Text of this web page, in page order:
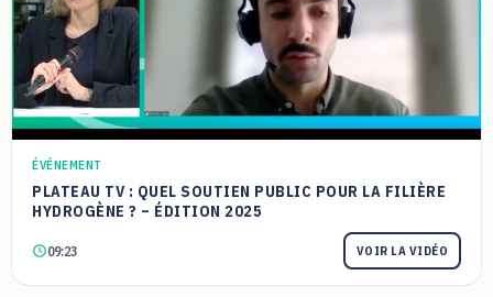
ÉVÉNEMENT
PLATEAU TV : QUEL SOUTIEN PUBLIC POUR LA FILIÈRE
HYDROGÈNE ? – ÉDITION 2025
09:23 VOIR LA VIDÉO